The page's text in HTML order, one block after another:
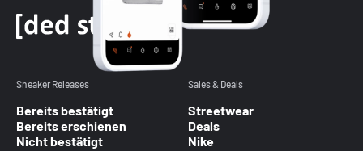
Sneaker Releases
Bereits bestätigt
Bereits erschienen
Nicht bestätigt
Sales & Deals
Streetwear
Deals
Nike